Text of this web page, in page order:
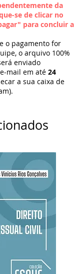
da
se de clicar no
para concluir a
o pagamento for
o arquivo 100%
enviado
mail em até 24
a sua caixa de